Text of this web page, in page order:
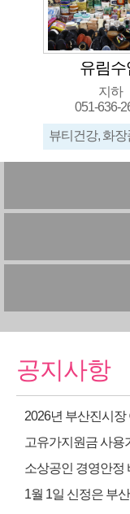
유림수
지하
051-636-
공지사항
2026년 부산진시장
고유가지원금 사용
소상공인 경영안정
1월 1일 신정은 부